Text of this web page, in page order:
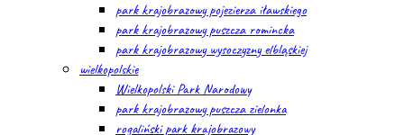
park krajobrazowy pojezierza iławskiego
park krajobrazowy puszcza romincka
park krajobrazowy wysoczyzny elbląskiej
wielkopolskie
Wielkopolski Park Narodowy
park krajobrazowy puszcza zielonka
rogaliński park krajobrazowy